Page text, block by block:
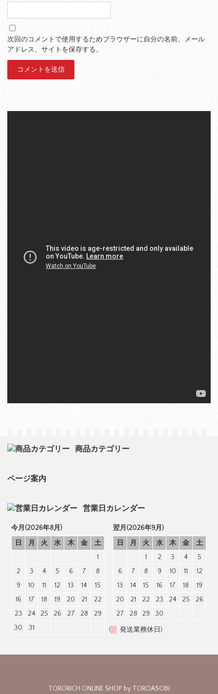
次回のコメントで使用するためブラウザーに自分の名前、メール
アドレス、サイトを保存する。
商品カテゴリー
ページ案内
営業日カレンダー
今月(2026年8月)
日
月 火 水 木 金
土
1
2
3 4 5 6 7
8
9
10 11 12 13 14
15
16
17 18 19 20 21
22
23
24 25 26 27 28
29
30
31
翌月(2026年9月)
日
月 火 水 木 金
土
1
2 3 4
5
6
7 8 9 10 11
12
13
14 15 16 17 18
19
20
21 22 23 24 25
26
27
28 29 30
( 発送業務休日)
TORORICH ONLINE SHOP by TOROASOBI